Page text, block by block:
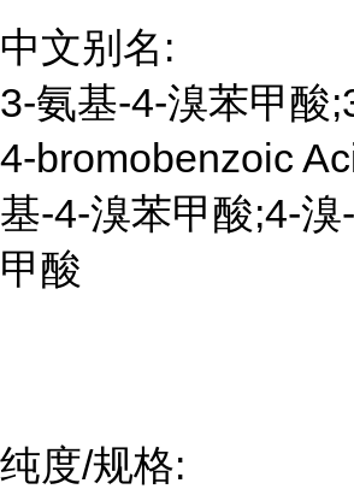
中文别名:
3-氨基-4-溴苯甲酸
4-bromobenzoic
基-4-溴苯甲酸;4-溴
甲酸
纯度/规格: